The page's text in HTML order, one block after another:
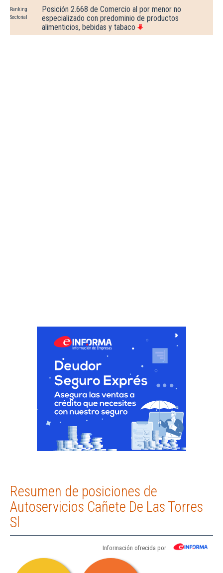
Ranking
Sectorial
Posición 2.668 de Comercio al por menor no
especializado con predominio de productos
alimenticios, bebidas y tabaco
Resumen de posiciones de
Autoservicios Cañete De Las Torres
Sl
Información ofrecida por